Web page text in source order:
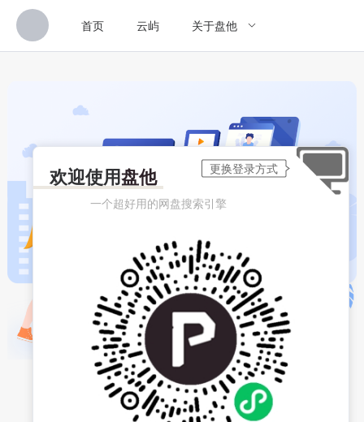
首页 云屿 关于盘他
欢迎使用盘他
一个超好用的网盘搜索引擎